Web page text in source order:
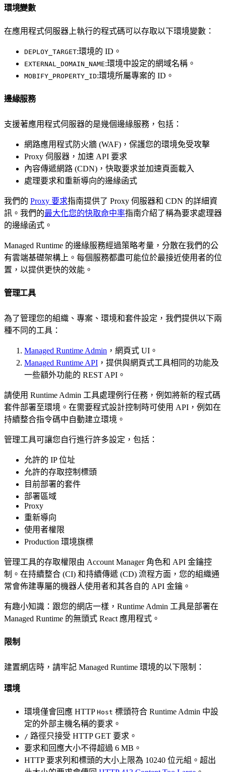
環境變數
在應用程式伺服器上執行的程式碼可以存取以下環境變數：
DEPLOY_TARGET:環境的 ID。
EXTERNAL_DOMAIN_NAME:環境中設定的網域名稱。
MOBIFY_PROPERTY_ID:環境所屬專案的 ID。
邊緣服務
支援著應用程式伺服器的是幾個邊緣服務，包括：
網路應用程式防火牆 (WAF)，保護您的環境免受攻擊
Proxy 伺服器，加速 API 要求
內容傳遞網路 (CDN)，快取要求並加速頁面載入
處理要求和重新導向的邊緣函式
我們的 Proxy 要求指南提供了 Proxy 伺服器和 CDN 的詳細資
訊。我們的最大化您的快取命中率指南介紹了稱為要求處理器
的邊緣函式。
Managed Runtime 的邊緣服務經過策略考量，分散在我們的公
有雲端基礎架構上。每個服務都盡可能位於最接近使用者的位
置，以提供更快的效能。
管理工具
為了管理您的組織、專案、環境和套件設定，我們提供以下兩
種不同的工具：
Managed Runtime Admin ，網頁式 UI。
Managed Runtime API ，提供與網頁式工具相同的功能及
一些額外功能的 REST API。
請使用 Runtime Admin 工具處理例行任務，例如將新的程式碼
套件部署至環境。在需要程式設計控制時可使用 API，例如在
持續整合指令碼中自動建立環境。
管理工具可讓您自行進行許多設定，包括：
允許的 IP 位址
允許的存取控制標頭
目前部署的套件
部署區域
Proxy
重新導向
使用者權限
Production 環境旗標
管理工具的存取權限由 Account Manager 角色和 API 金鑰控
制。在持續整合 (CI) 和持續傳遞 (CD) 流程方面，您的組織通
常會佈建專屬的機器人使用者和其各自的 API 金鑰。
有趣小知識：跟您的網店一樣，Runtime Admin 工具是部署在
Managed Runtime 的無頭式 React 應用程式。
限制
建置網店時，請牢記 Managed Runtime 環境的以下限制：
環境
環境僅會回應 HTTP Host 標頭符合 Runtime Admin 中設
定的外部主機名稱的要求。
/ 路徑只接受 HTTP GET 要求。
要求和回應大小不得超過 6 MB。
HTTP 要求列和標頭的大小上限為 10240 位元組。超出